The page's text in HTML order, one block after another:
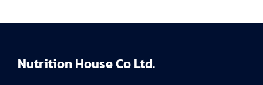
Nutrition House Co Ltd.